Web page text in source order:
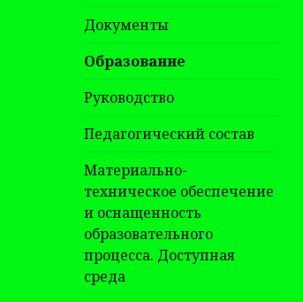
Документы
Образование
Руководство
Педагогический состав
Материально-
техническое обеспечение
и оснащенность
образовательного
процесса. Доступная
среда